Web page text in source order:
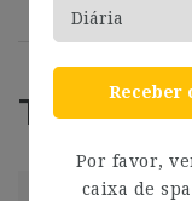
Receber
Por favor,
caixa de